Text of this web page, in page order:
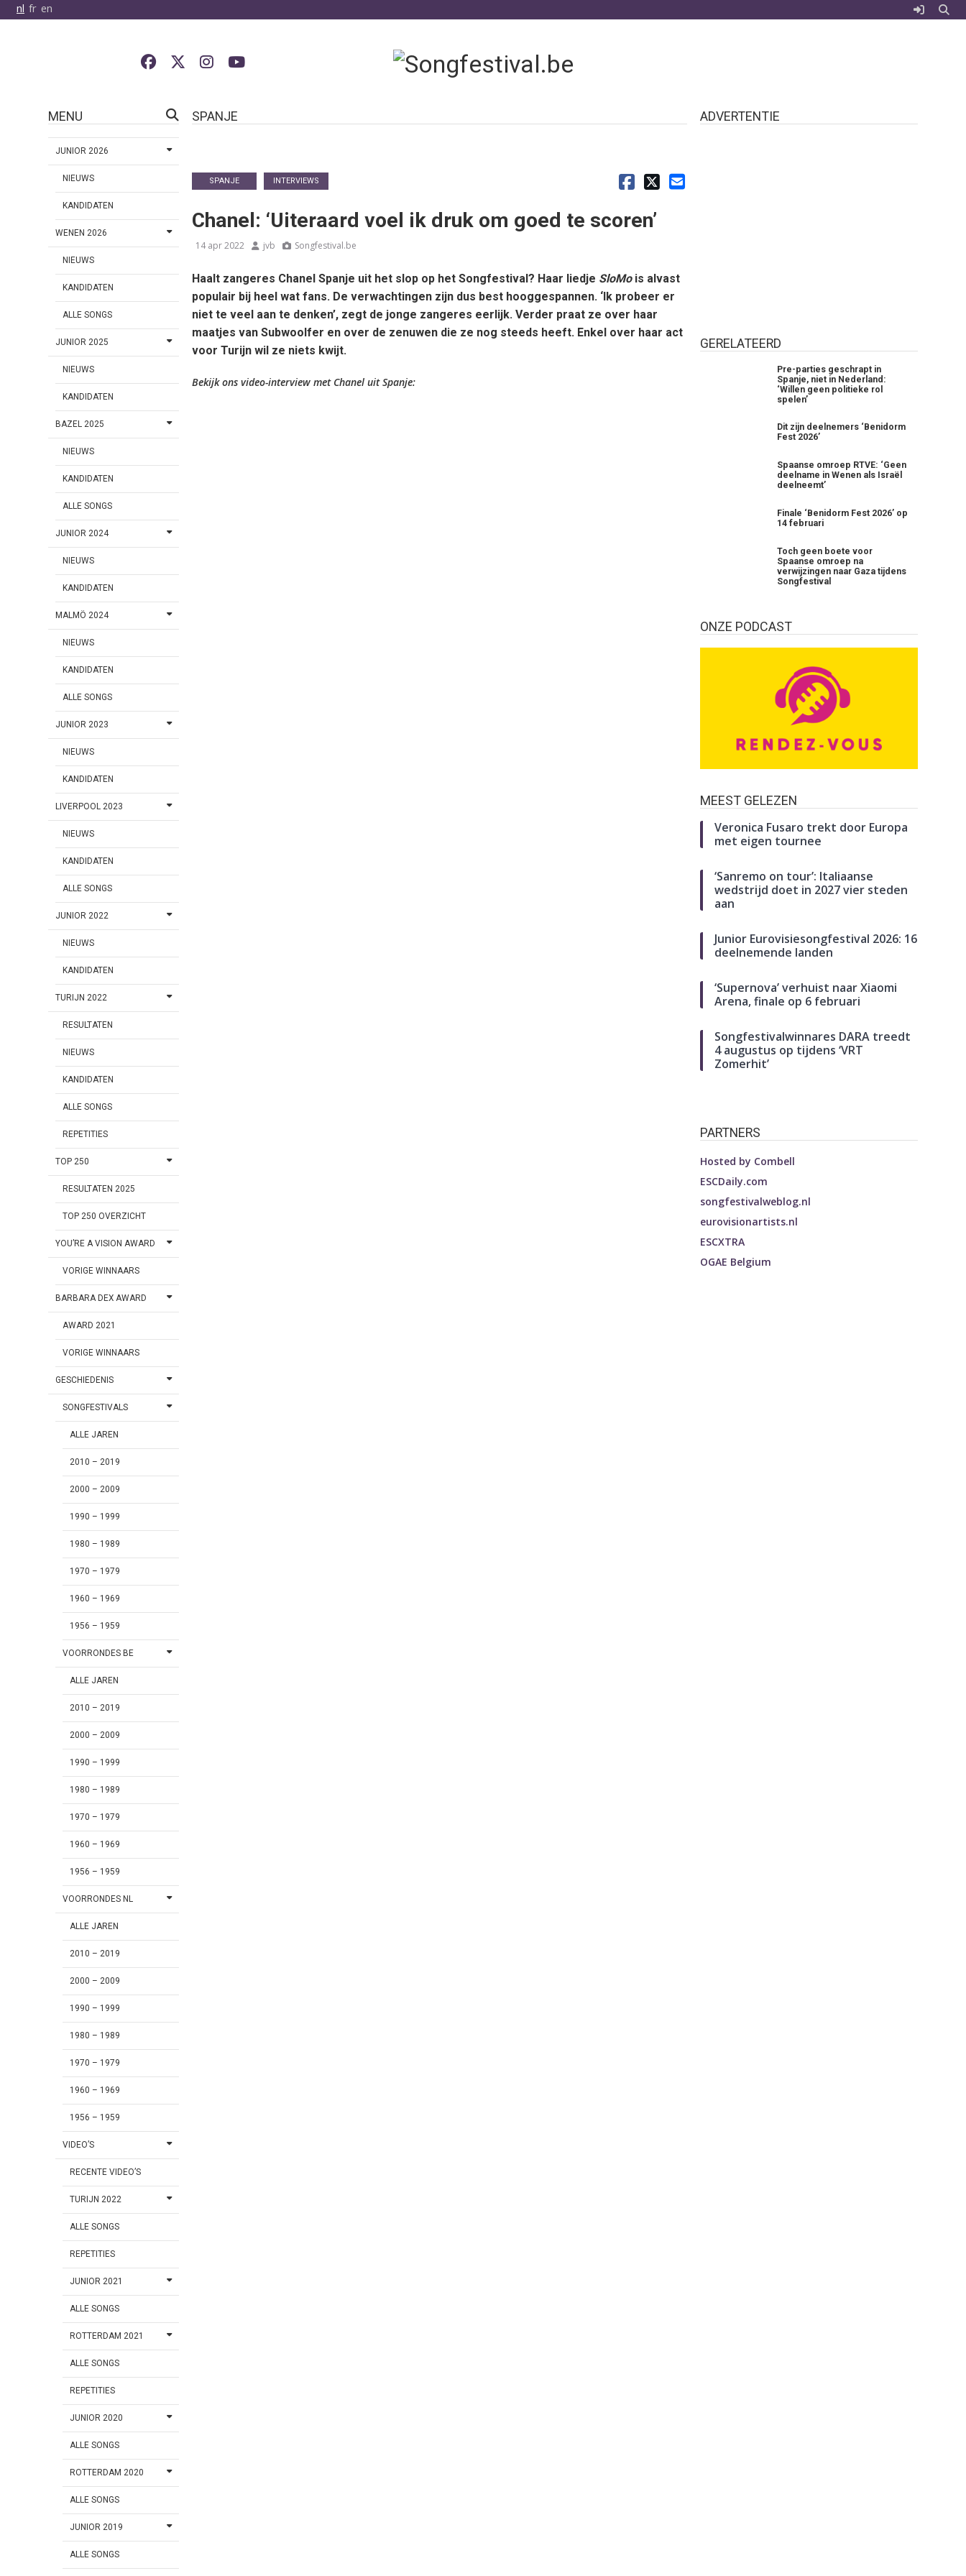
nl fr en
MENU
JUNIOR 2026
NIEUWS
KANDIDATEN
WENEN 2026
NIEUWS
KANDIDATEN
ALLE SONGS
JUNIOR 2025
NIEUWS
KANDIDATEN
BAZEL 2025
NIEUWS
KANDIDATEN
ALLE SONGS
JUNIOR 2024
NIEUWS
KANDIDATEN
MALMÖ 2024
NIEUWS
KANDIDATEN
ALLE SONGS
JUNIOR 2023
NIEUWS
KANDIDATEN
LIVERPOOL 2023
NIEUWS
KANDIDATEN
ALLE SONGS
JUNIOR 2022
NIEUWS
KANDIDATEN
TURIJN 2022
RESULTATEN
NIEUWS
KANDIDATEN
ALLE SONGS
REPETITIES
TOP 250
RESULTATEN 2025
TOP 250 OVERZICHT
YOU’RE A VISION AWARD
VORIGE WINNAARS
BARBARA DEX AWARD
AWARD 2021
VORIGE WINNAARS
GESCHIEDENIS
SONGFESTIVALS
ALLE JAREN
2010 – 2019
2000 – 2009
1990 – 1999
1980 – 1989
1970 – 1979
1960 – 1969
1956 – 1959
VOORRONDES BE
ALLE JAREN
2010 – 2019
2000 – 2009
1990 – 1999
1980 – 1989
1970 – 1979
1960 – 1969
1956 – 1959
VOORRONDES NL
ALLE JAREN
2010 – 2019
2000 – 2009
1990 – 1999
1980 – 1989
1970 – 1979
1960 – 1969
1956 – 1959
VIDEO’S
RECENTE VIDEO’S
TURIJN 2022
ALLE SONGS
REPETITIES
JUNIOR 2021
ALLE SONGS
ROTTERDAM 2021
ALLE SONGS
REPETITIES
JUNIOR 2020
ALLE SONGS
ROTTERDAM 2020
ALLE SONGS
JUNIOR 2019
ALLE SONGS
SPANJE
SPANJE INTERVIEWS
Chanel: ‘Uiteraard voel ik druk om goed te scoren’
14 apr 2022 jvb Songfestival.be
Haalt zangeres Chanel Spanje uit het slop op het Songfestival? Haar liedje SloMois alvast
populair bij heel wat fans. De verwachtingen zijn dus best hooggespannen. ‘Ik probeer er
niet te veel aan te denken’, zegt de jonge zangeres eerlijk. Verder praat ze over haar
maatjes van Subwoolfer en over de zenuwen die ze nog steeds heeft. Enkel over haar act
voor Turijn wil ze niets kwijt.
Bekijk ons video-interview met Chanel uit Spanje:
ADVERTENTIE
GERELATEERD
Pre-parties geschrapt in
Spanje, niet in Nederland:
‘Willen geen politieke rol
spelen’
Dit zijn deelnemers ‘Benidorm
Fest 2026’
Spaanse omroep RTVE: ‘Geen
deelname in Wenen als Israël
deelneemt’
Finale ‘Benidorm Fest 2026’ op
14 februari
Toch geen boete voor
Spaanse omroep na
verwijzingen naar Gaza tijdens
Songfestival
ONZE PODCAST
MEEST GELEZEN
Veronica Fusaro trekt door Europa
met eigen tournee
‘Sanremo on tour’: Italiaanse
wedstrijd doet in 2027 vier steden
aan
Junior Eurovisiesongfestival 2026: 16
deelnemende landen
‘Supernova’ verhuist naar Xiaomi
Arena, finale op 6 februari
Songfestivalwinnares DARA treedt
4 augustus op tijdens ‘VRT
Zomerhit’
PARTNERS
Hosted by Combell
ESCDaily.com
songfestivalweblog.nl
eurovisionartists.nl
ESCXTRA
OGAE Belgium